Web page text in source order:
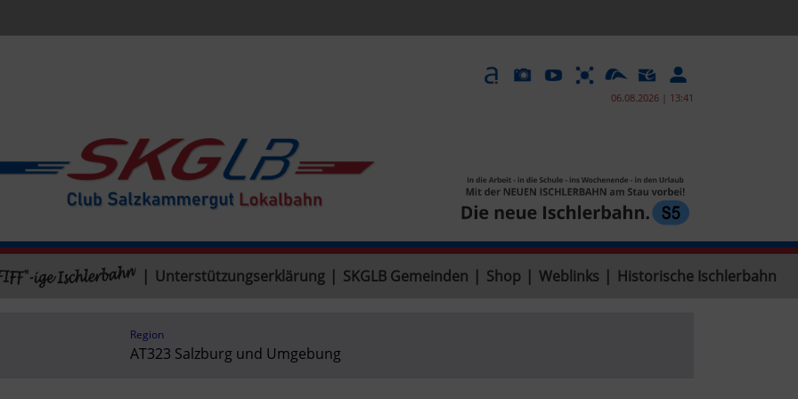
06.08.2026 | 13:41
Unterstützungserklärung SKGLB Gemeinden Shop Weblinks Historische Ischlerbahn
Region
AT323 Salzburg und Umgebung